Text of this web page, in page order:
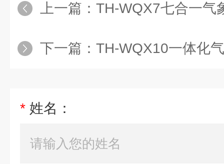
上一篇： TH-WQX7七合一气
下一篇： TH-WQX10一体化
* 姓名：